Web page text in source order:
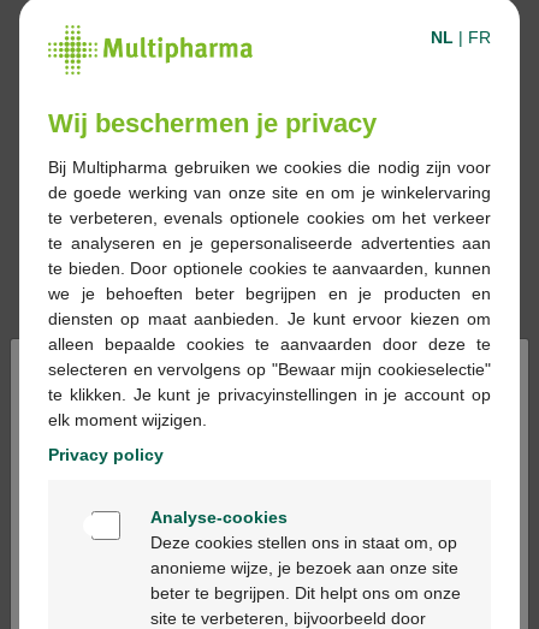
Bestellen
Geneesmiddelen met voorschrift kunnen
alleen in apotheken en op basis van een
medisch voorschrift worden verstrekt.
×
Bienvenue
Ga verder in het nederlands
NL | FR
Wij beschermen je privacy
Bij Multipharma gebruiken we cookies die nodig zijn voor
de goede werking van onze site en om je winkelervaring
te verbeteren, evenals optionele cookies om het verkeer
te analyseren en je gepersonaliseerde advertenties aan
te bieden. Door optionele cookies te aanvaarden, kunnen
we je behoeften beter begrijpen en je producten en
diensten op maat aanbieden. Je kunt ervoor kiezen om
alleen bepaalde cookies te aanvaarden door deze te
selecteren en vervolgens op "Bewaar mijn cookieselectie"
te klikken. Je kunt je privacyinstellingen in je account op
elk moment wijzigen.
Privacy policy
Analyse-cookies
Deze cookies stellen ons in staat om, op
anonieme wijze, je bezoek aan onze site
beter te begrijpen. Dit helpt ons om onze
site te verbeteren, bijvoorbeeld door